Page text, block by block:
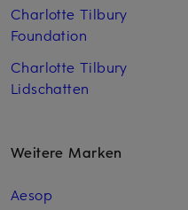
Charlotte Tilbury
Foundation
Charlotte Tilbury
Lidschatten
Weitere Marken
Aesop